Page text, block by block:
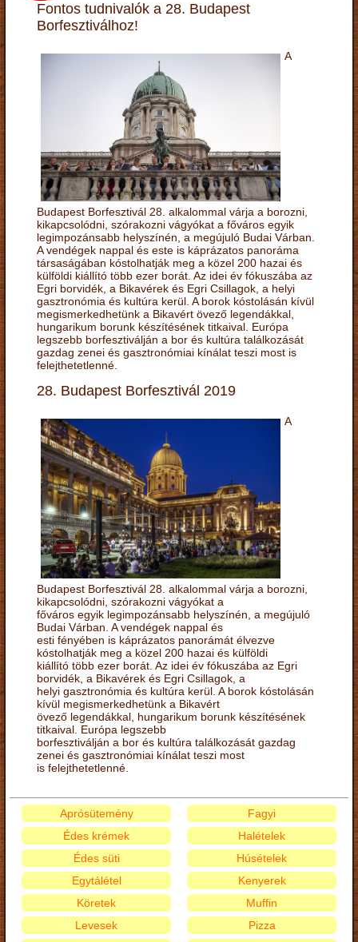
Fontos tudnivalók a 28. Budapest
Borfesztiválhoz!
A
Budapest Borfesztivál 28. alkalommal várja a borozni,
kikapcsolódni, szórakozni vágyókat a főváros egyik
legimpozánsabb helyszínén, a megújuló Budai Várban.
A vendégek nappal és este is káprázatos panoráma
társaságában kóstolhatják meg a közel 200 hazai és
külföldi kiállító több ezer borát. Az idei év fókuszába az
Egri borvidék, a Bikavérek és Egri Csillagok, a helyi
gasztronómia és kultúra kerül. A borok kóstolásán kívül
megismerkedhetünk a Bikavért övező legendákkal,
hungarikum borunk készítésének titkaival. Európa
legszebb borfesztiválján a bor és kultúra találkozását
gazdag zenei és gasztronómiai kínálat teszi most is
felejthetetlenné.
28. Budapest Borfesztivál 2019
A
Budapest Borfesztivál 28. alkalommal várja a borozni,
kikapcsolódni, szórakozni vágyókat a
főváros egyik legimpozánsabb helyszínén, a megújuló
Budai Várban. A vendégek nappal és
esti fényében is káprázatos panorámát élvezve
kóstolhatják meg a közel 200 hazai és külföldi
kiállító több ezer borát. Az idei év fókuszába az Egri
borvidék, a Bikavérek és Egri Csillagok, a
helyi gasztronómia és kultúra kerül. A borok kóstolásán
kívül megismerkedhetünk a Bikavért
övező legendákkal, hungarikum borunk készítésének
titkaival. Európa legszebb
borfesztiválján a bor és kultúra találkozását gazdag
zenei és gasztronómiai kínálat teszi most
is felejthetetlenné.
Aprósütemény
Édes krémek
Édes süti
Egytálétel
Fagyi
Halételek
Húsételek
Kenyerek
Köretek
Levesek
Muffin
Pizza